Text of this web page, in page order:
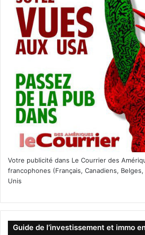
tout de suite moins seul dans cette
Conclusion
Entre leshivers rigoureux du nord, la
les opportunités économiques
surprenant que de plus en plus de
de s’installer en Floride. Avec son
qualité de vie enviable, et ses
apparaît comme une solution
cherchent à vivre mieux, plus
chaud. Alors, si vous croisez un
soyez pas surpris. Il profite tout
l’État du Soleil a de mieux à offrir.
Votre publicité dans Le Courrier des
francophones (Français, Canadiens,
Unis
Guide de l’investissement et immo